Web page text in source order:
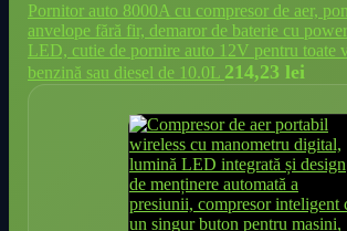
Pornitor auto 8000A cu compresor de aer,
anvelope fără fir, demaror de baterie cu
LED, cutie de pornire auto 12V pentru toate
benzină sau diesel de 10.0L 214,23 lei